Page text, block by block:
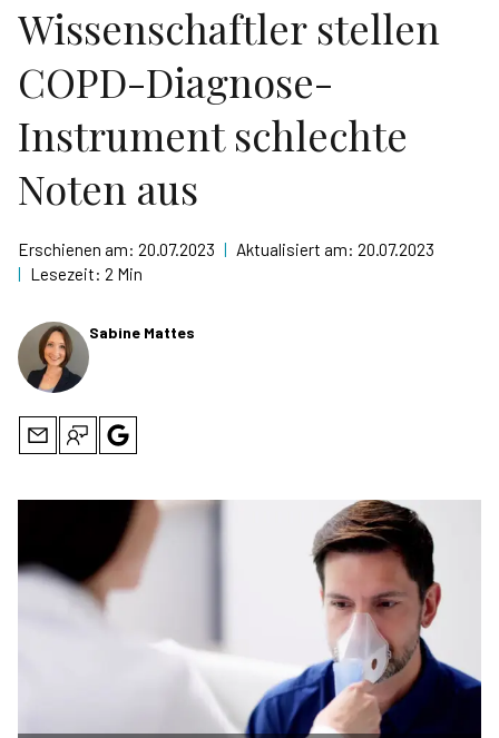
Wissenschaftler stellen
COPD-Diagnose-
Instrument schlechte
Noten aus
Erschienen am: 20.07.2023 | Aktualisiert am: 20.07.2023
| Lesezeit: 2 Min
Sabine Mattes